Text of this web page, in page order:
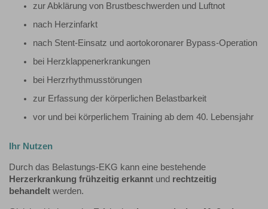
zur Abklärung von Brustbeschwerden und Luftnot
nach Herzinfarkt
nach Stent-Einsatz und aortokoronarer Bypass-Operation
bei Herzklappenerkrankungen
bei Herzrhythmusstörungen
zur Erfassung der körperlichen Belastbarkeit
vor und bei körperlichem Training ab dem 40. Lebensjahr
Ihr Nutzen
Durch das Belastungs-EKG kann eine bestehende
Herzerkrankung frühzeitig erkannt und rechtzeitig
behandelt werden.